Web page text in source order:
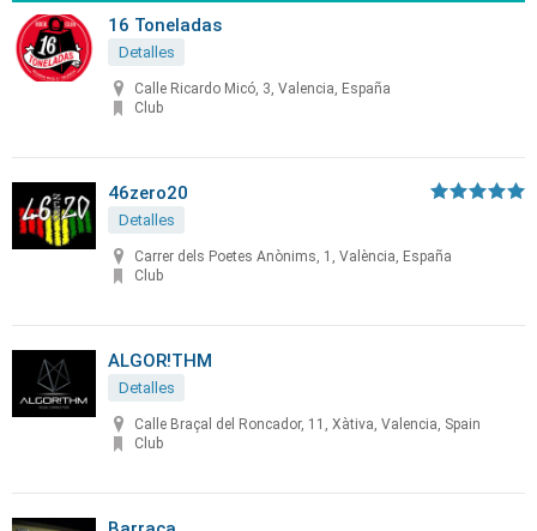
16 Toneladas
Detalles
Calle Ricardo Micó, 3, Valencia, España
Club
46zero20
Detalles
Carrer dels Poetes Anònims, 1, València, España
Club
ALGOR!THM
Detalles
Calle Braçal del Roncador, 11, Xàtiva, Valencia, Spain
Club